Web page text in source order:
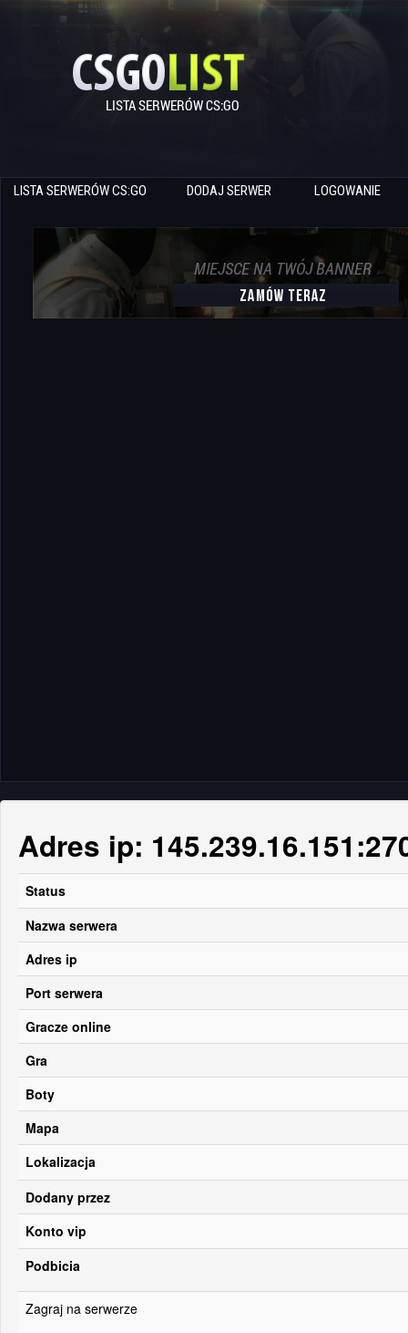
LISTA SERWERÓW CS:GO DODAJ SERWER LOGOWANIE
Adres ip:
Status
Nazwa serwera
Adres ip
Port serwera
Gracze online
Gra
Boty
Mapa
Lokalizacja
Dodany przez
Konto vip
Podbicia
Zagraj na serwerze